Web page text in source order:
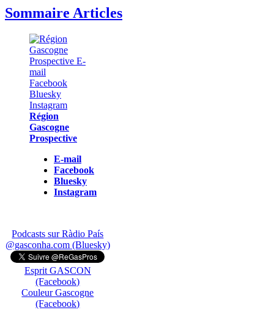
Sommaire Articles
Région
Gascogne
Prospective
E-mail
Facebook
Bluesky
Instagram
Podcasts sur Ràdio País
@gasconha.com (Bluesky)
Esprit GASCON
(Facebook)
Couleur Gascogne
(Facebook)